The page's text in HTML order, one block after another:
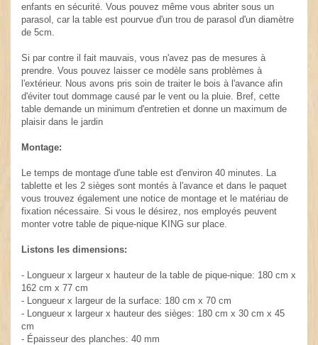
enfants en sécurité. Vous pouvez même vous abriter sous un
parasol, car la table est pourvue d'un trou de parasol d'un diamètre
de 5cm.
Si par contre il fait mauvais, vous n'avez pas de mesures à
prendre. Vous pouvez laisser ce modèle sans problèmes à
l'extérieur. Nous avons pris soin de traiter le bois à l'avance afin
d'éviter tout dommage causé par le vent ou la pluie. Bref, cette
table demande un minimum d'entretien et donne un maximum de
plaisir dans le jardin
Montage:
Le temps de montage d'une table est d'environ 40 minutes. La
tablette et les 2 sièges sont montés à l'avance et dans le paquet
vous trouvez également une notice de montage et le matériau de
fixation nécessaire. Si vous le désirez, nos employés peuvent
monter votre table de pique-nique KING sur place.
Listons les dimensions:
- Longueur x largeur x hauteur de la table de pique-nique: 180 cm x
162 cm x 77 cm
- Longueur x largeur de la surface: 180 cm x 70 cm
- Longueur x largeur x hauteur des sièges: 180 cm x 30 cm x 45
cm
- Épaisseur des planches: 40 mm